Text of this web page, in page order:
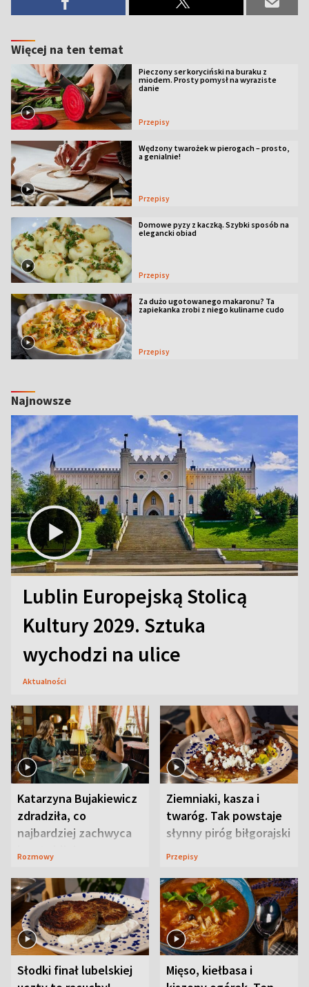
Więcej na ten temat
Pieczony ser koryciński na buraku z
miodem. Prosty pomysł na wyraziste
danie
Przepisy
Wędzony twarożek w pierogach – prosto,
a genialnie!
Przepisy
Domowe pyzy z kaczką. Szybki sposób na
elegancki obiad
Przepisy
Za dużo ugotowanego makaronu? Ta
zapiekanka zrobi z niego kulinarne cudo
Przepisy
Najnowsze
Lublin Europejską Stolicą
Kultury 2029. Sztuka
wychodzi na ulice
Aktualności
Katarzyna Bujakiewicz
zdradziła, co
najbardziej zachwyca
ją w Lublinie
Rozmowy
Ziemniaki, kasza i
twaróg. Tak powstaje
słynny piróg biłgorajski
Przepisy
Słodki finał lubelskiej
Mięso, kiełbasa i